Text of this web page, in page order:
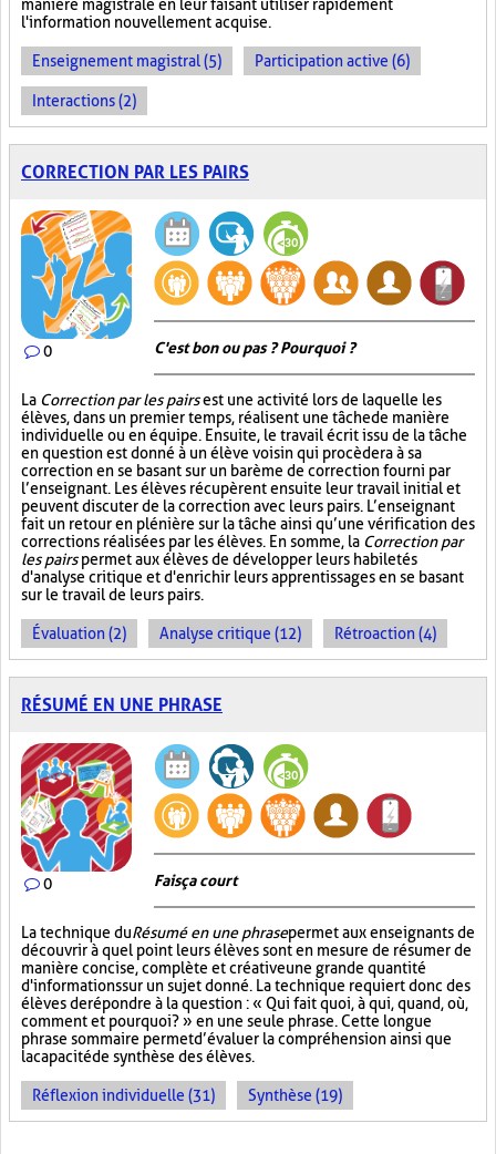
manière magistrale en leur faisant utiliser rapidement
l'information nouvellement acquise.
Enseignement magistral (5) Participation active (6)
Interactions (2)
CORRECTION PAR LES PAIRS
0 C'est bon ou pas ? Pourquoi ?
La Correction par les pairsest une activité lors de laquelle les
élèves, dans un premier temps, réalisent une tâche de manière
individuelle ou en équipe. Ensuite, le travail écrit issu de la tâche
en question est donné à un élève voisin qui procèdera à sa
correction en se basant sur un barème de correction fourni par
l’enseignant. Les élèves récupèrent ensuite leur travail initial et
peuvent discuter de la correction avec leurs pairs. L’enseignant
fait un retour en plénière sur la tâche ainsi qu’une vérification des
corrections réalisées par les élèves. En somme, la Correction par
les pairspermet aux élèves de développer leurs habiletés
d'analyse critique et d'enrichir leurs apprentissages en se basant
sur le travail de leurs pairs.
Évaluation (2) Analyse critique (12) Rétroaction (4)
RÉSUMÉ EN UNE PHRASE
0 Fais ça court
La technique duRésumé en une phrasepermet aux enseignants de
découvrir à quel point leurs élèves sont en mesure de résumer de
manière concise, complète et créative une grande quantité
d'informations sur un sujet donné. La technique requiert donc des
élèves de répondre à la question : « Qui fait quoi, à qui, quand, où,
comment et pourquoi? » en une seule phrase. Cette longue
phrase sommaire permet d’évaluer la compréhension ainsi que
la capacité de synthèse des élèves.
Réflexion individuelle (31) Synthèse (19)